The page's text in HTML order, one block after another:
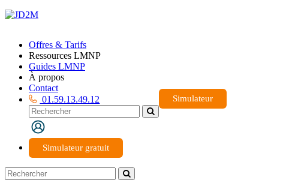
Offres & Tarifs
Ressources LMNP
Guides LMNP
À propos
Contact
01.59.13.49.12
Simulateur gratuit
Simulateur